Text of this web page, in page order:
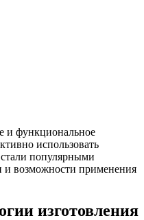
и функциональное
использовать
популярными
и возможности применения
изготовления